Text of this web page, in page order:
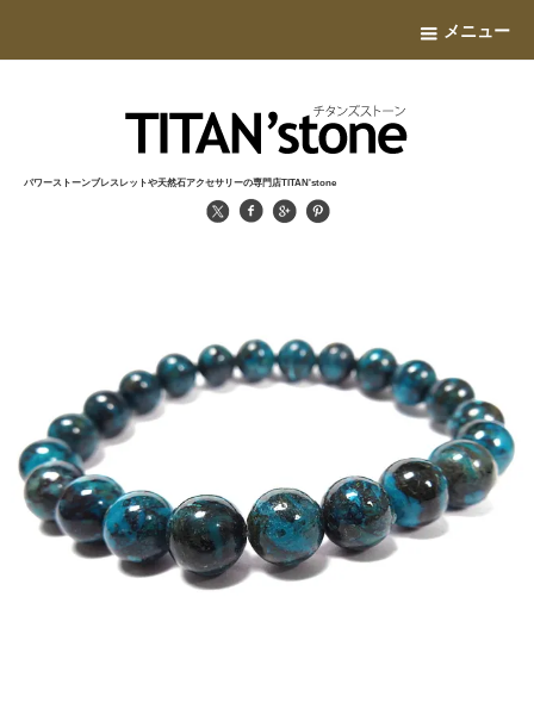
メニュー
パワーストーンブレスレットや天然石アクセサリーの専門店TITAN'stone